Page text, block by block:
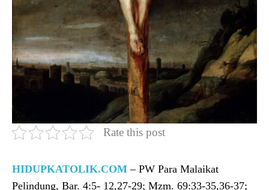
Rate this post
HIDUPKATOLIK.COM – PW Para Malaikat
Pelindung, Bar. 4:5- 12,27-29; Mzm. 69:33-35,36-37;